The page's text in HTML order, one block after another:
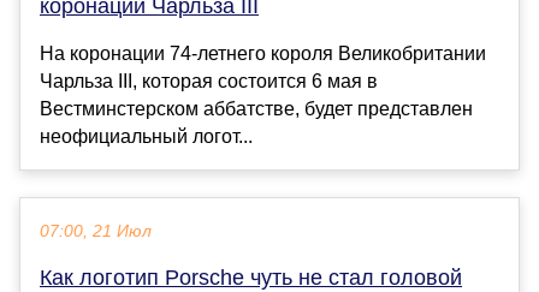
коронации Чарльза IIІ
На коронации 74-летнего короля Великобритании
Чарльза III, которая состоится 6 мая в
Вестминстерском аббатстве, будет представлен
неофициальный логот...
07:00, 21 Июл
Как логотип Porsche чуть не стал головой